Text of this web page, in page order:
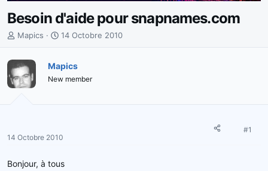
Besoin d'aide pour snapnames.com
I
i
t
i
r
e
Mapics
D
e
d
u
14 Octobre 2010
Mapics
New member
14 Octobre 2010
#1
Bonjour, à tous